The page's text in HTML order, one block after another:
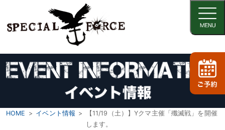
HOME イベント情報
【11/19（土）】Yクマ主催「殲滅戦」を開催
します。